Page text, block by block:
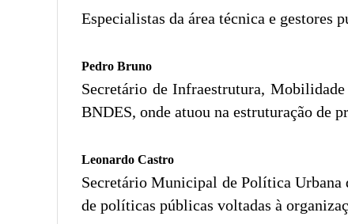
Especialistas da área técnica e gestores
Pedro Bruno
Secretário de Infraestrutura,
BNDES, onde atuou na estruturação de
Leonardo Castro
Secretário Municipal de Política Urbana
de políticas públicas voltadas à